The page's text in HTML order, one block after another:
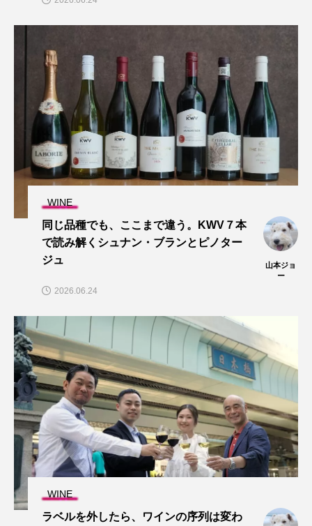
WINE
同じ品種でも、ここまで違う。KWV７本
で読み解くシュナン・ブランとピノター
ジュ
山本ジョ
ー
2026.06.24
WINE
ラベルを外したら、ワインの序列は変わ